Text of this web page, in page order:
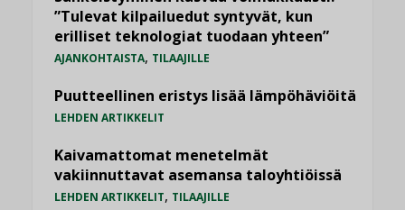
”Tulevat kilpailuedut syntyvät, kun
erilliset teknologiat tuodaan yhteen”
AJANKOHTAISTA, TILAAJILLE
Puutteellinen eristys lisää lämpöhäviöitä
LEHDEN ARTIKKELIT
Kaivamattomat menetelmät
vakiinnuttavat asemansa taloyhtiöissä
LEHDEN ARTIKKELIT, TILAAJILLE